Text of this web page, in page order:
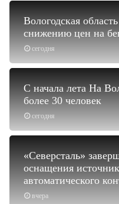
сегодня
Вологодская
снижению цен на
сегодня
С начала лета На
более 30 человек
вчера
«Северсталь»
оснащения
автоматического